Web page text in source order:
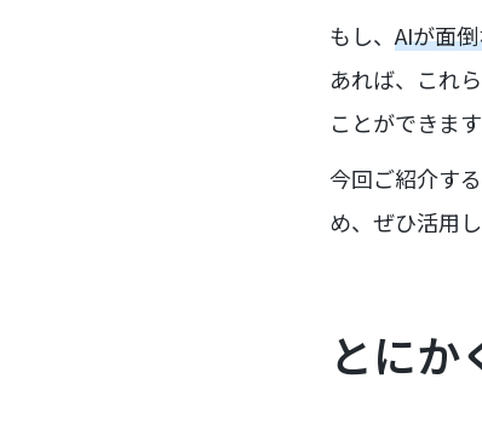
もし、 AIが面
あれば、これ
ことができます
今回ご紹介す
め、ぜひ活用
とにか